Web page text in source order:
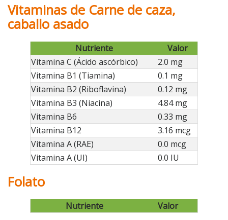
Vitaminas de Carne de caza,
caballo asado
Nutriente
Valor
Vitamina C (Ácido ascórbico)
2.0 mg
Vitamina B1 (Tiamina)
0.1 mg
Vitamina B2 (Riboflavina)
0.12 mg
Vitamina B3 (Niacina)
4.84 mg
Vitamina B6
0.33 mg
Vitamina B12
3.16 mcg
Vitamina A (RAE)
0.0 mcg
Vitamina A (UI)
0.0 IU
Folato
Nutriente Valor